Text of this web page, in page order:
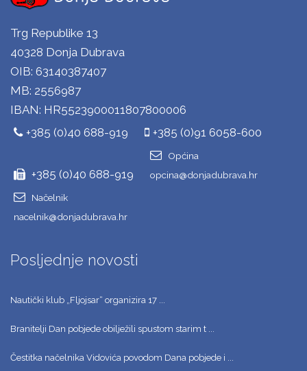
Trg Republike 13
40328 Donja Dubrava
OIB: 63140387407
MB: 2556987
IBAN: HR5523900011807800006
+385 (0)40 688-919
+385 (0)91 6058-600
+385 (0)40 688-919
Općina
opcina@donjadubrava.hr
Načelnik
nacelnik@donjadubrava.hr
Posljednje novosti
Nautički klub „Fljojsar“ organizira 17 ...
Branitelji Dan pobjede obilježili spustom starim t ...
Čestitka načelnika Vidovića povodom Dana pobjede i ...